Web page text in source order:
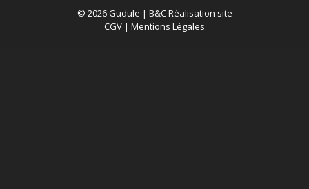
© 2026 Gudule | B&C Réalisation site
CGV | Mentions Légales